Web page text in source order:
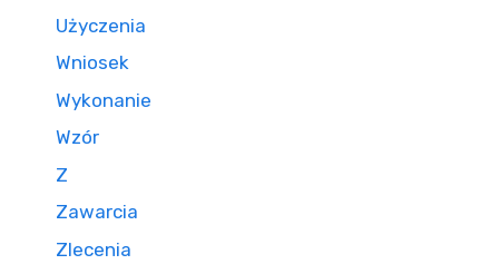
Użyczenia
Wniosek
Wykonanie
Wzór
Z
Zawarcia
Zlecenia